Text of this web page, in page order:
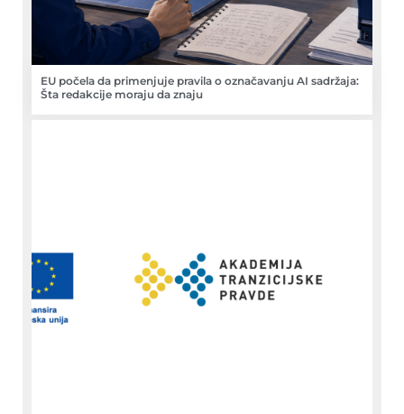
EU počela da primenjuje pravila o označavanju AI sadržaja:
Šta redakcije moraju da znaju